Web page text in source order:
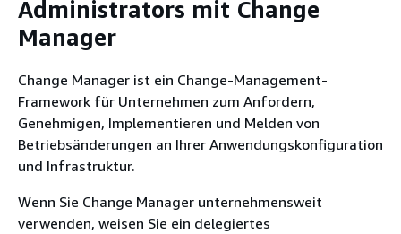
Administrators mit Change
Manager
Change Manager ist ein Change-Management-
Framework für Unternehmen zum Anfordern,
Genehmigen, Implementieren und Melden von
Betriebsänderungen an Ihrer Anwendungskonfiguration
und Infrastruktur.
Wenn Sie Change Manager unternehmensweit
verwenden, weisen Sie ein delegiertes